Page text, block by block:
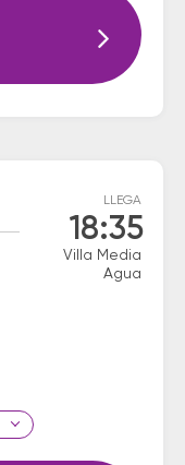
LLEGA
18:35
Villa Media
Agua